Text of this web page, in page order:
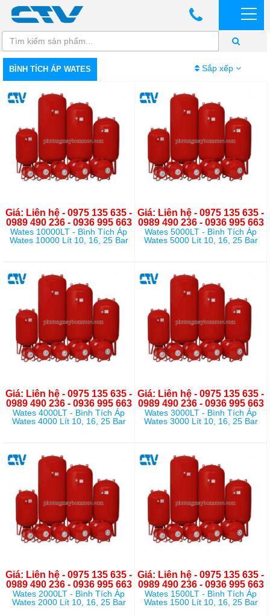
BÌNH TÍCH ÁP WATES Sắp xếp
Giá: Liên hệ - 0975 135 635 -
0989 490 236 - 0936 995 663
Wates 10000LT - Bình Tích Áp
Wates 10000 Lít 10, 16, 25 Bar
Giá: Liên hệ - 0975 135 635 -
0989 490 236 - 0936 995 663
Wates 5000LT - Bình Tích Áp
Wates 5000 Lít 10, 16, 25 Bar
Giá: Liên hệ - 0975 135 635 -
0989 490 236 - 0936 995 663
Wates 4000LT - Bình Tích Áp
Wates 4000 Lít 10, 16, 25 Bar
Giá: Liên hệ - 0975 135 635 -
0989 490 236 - 0936 995 663
Wates 3000LT - Bình Tích Áp
Wates 3000 Lít 10, 16, 25 Bar
Giá: Liên hệ - 0975 135 635 -
0989 490 236 - 0936 995 663
Wates 2000LT - Bình Tích Áp
Wates 2000 Lít 10, 16, 25 Bar
Giá: Liên hệ - 0975 135 635 -
0989 490 236 - 0936 995 663
Wates 1500LT - Bình Tích Áp
Wates 1500 Lít 10, 16, 25 Bar